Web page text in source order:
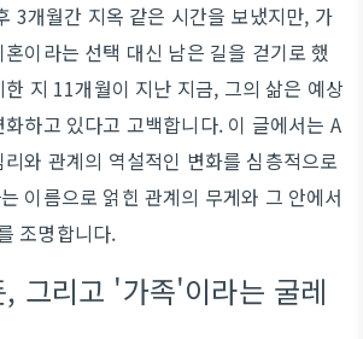
3개월간 지옥 같은 시간을 보냈지만, 가
이라는 선택 대신 남은 길을 걷기로 했
지 11개월이 지난 지금, 그의 삶은 예상
하고 있다고 고백합니다. 이 글에서는 A
와 관계의 역설적인 변화를 심층적으로
이름으로 얽힌 관계의 무게와 그 안에서
조명합니다.
그리고 '가족'이라는 굴레